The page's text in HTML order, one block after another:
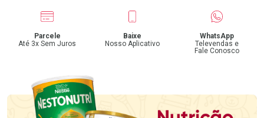
Parcele
Até 3x Sem Juros
Baixe
Nosso Aplicativo
WhatsApp
Televendas e
Fale Conosco